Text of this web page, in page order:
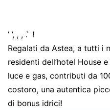
’ ’, , , . ̀ !
Regalati da Astea, a tutti i
residenti dell’hotel House
luce e gas, contributi da
costoro, una autentica
di bonus idrici!